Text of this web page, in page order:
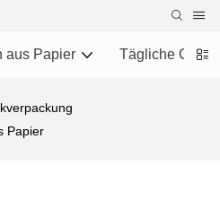
aus Papier Tägliche
Papier